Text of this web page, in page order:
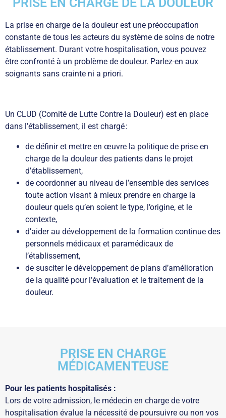
La prise en charge de la douleur est une préoccupation
constante de tous les acteurs du système de soins de notre
établissement. Durant votre hospitalisation, vous pouvez
être confronté à un problème de douleur. Parlez-en aux
soignants sans crainte ni a priori.
Un CLUD (Comité de Lutte Contre la Douleur) est en place
dans l’établissement, il est chargé :
de définir et mettre en œuvre la politique de prise en
charge de la douleur des patients dans le projet
d’établissement,
de coordonner au niveau de l’ensemble des services
toute action visant à mieux prendre en charge la
douleur quels qu’en soient le type, l’origine, et le
contexte,
d’aider au développement de la formation continue des
personnels médicaux et paramédicaux de
l’établissement,
de susciter le développement de plans d’amélioration
de la qualité pour l’évaluation et le traitement de la
douleur.
PRISE EN CHARGE
MÉDICAMENTEUSE
Pour les patients hospitalisés :
Lors de votre admission, le médecin en charge de votre
hospitalisation évalue la nécessité de poursuivre ou non vos